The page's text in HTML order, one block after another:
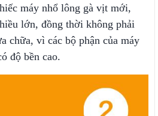
máy nhổ lông gà vịt mới,
lớn, đồng thời không phải
chữa, vì các bộ phận của máy
độ bền cao.